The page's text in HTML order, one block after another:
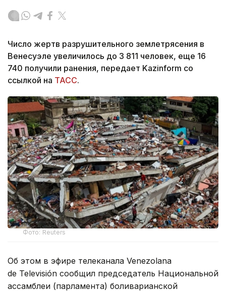
Число жертв разрушительного землетрясения в
Венесуэле увеличилось до 3 811 человек, еще 16
740 получили ранения, передает Kazinform со
ссылкой на ТАСС.
Фото: Reuters
Об этом в эфире телеканала Venezolana
de Televisión сообщил председатель Национальной
ассамблеи (парламента) боливарианской